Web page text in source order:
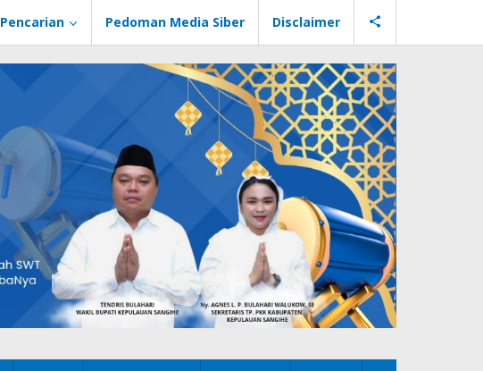
Pencarian Pedoman Media Siber Disclaimer